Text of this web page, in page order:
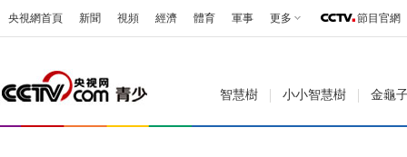
央視網首頁 新聞 視頻 經濟 體育 軍事 更多 節目官網
智慧樹 小小智慧樹 金龜